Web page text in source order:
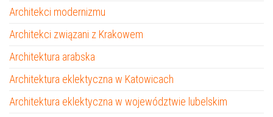
Architekci modernizmu
Architekci związani z Krakowem
Architektura arabska
Architektura eklektyczna w Katowicach
Architektura eklektyczna w województwie lubelskim